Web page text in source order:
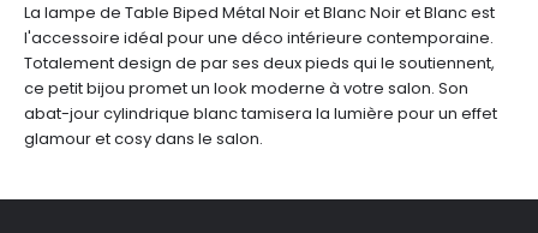
La lampe de Table Biped Métal Noir et Blanc Noir et Blanc est
l'accessoire idéal pour une déco intérieure contemporaine.
Totalement design de par ses deux pieds qui le soutiennent,
ce petit bijou promet un look moderne à votre salon. Son
abat-jour cylindrique blanc tamisera la lumière pour un effet
glamour et cosy dans le salon.